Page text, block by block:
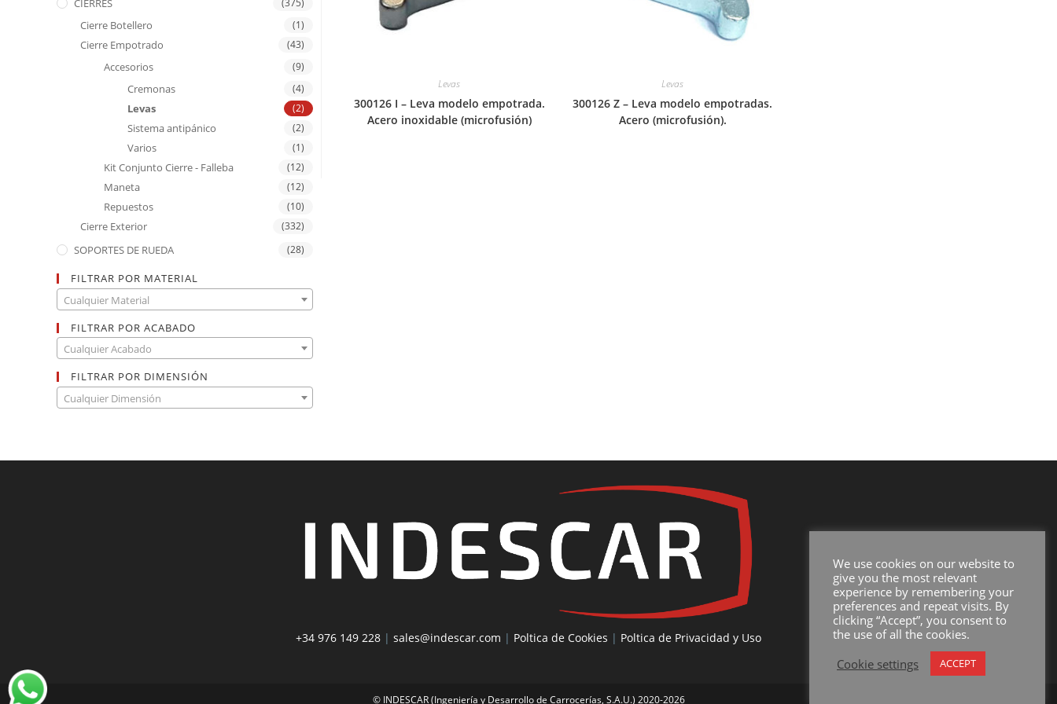
Levas
300126 I – Leva modelo empotrada.
Acero inoxidable (microfusión)
Levas
300126 Z – Leva modelo empotradas.
Acero (microfusión).
CIERRES (375)
Cierre Botellero (1)
Cierre Empotrado (43)
Accesorios (9)
Cremonas (4)
Levas (2)
Sistema antipánico (2)
Varios (1)
Kit Conjunto Cierre - Falleba (12)
Maneta (12)
Repuestos (10)
Cierre Exterior (332)
SOPORTES DE RUEDA (28)
FILTRAR POR MATERIAL
Cualquier Material
FILTRAR POR ACABADO
Cualquier Acabado
FILTRAR POR DIMENSIÓN
Cualquier Dimensión
+34 976 149 228 | sales@indescar.com | Poltica de Cookies | Poltica de Privacidad y Uso
© INDESCAR (Ingeniería y Desarrollo de Carrocerías, S.A.U.) 2020-2026
We use cookies on our website to
give you the most relevant
experience by remembering your
preferences and repeat visits. By
clicking “Accept”, you consent to
the use of all the cookies.
Cookie settings
ACCEPT